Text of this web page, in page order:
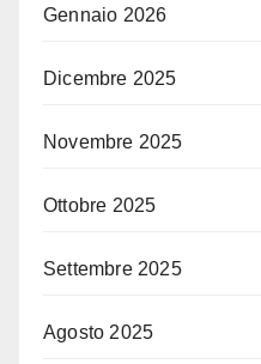
Gennaio 2026
Dicembre 2025
Novembre 2025
Ottobre 2025
Settembre 2025
Agosto 2025